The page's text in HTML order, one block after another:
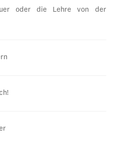
oder die Lehre von der